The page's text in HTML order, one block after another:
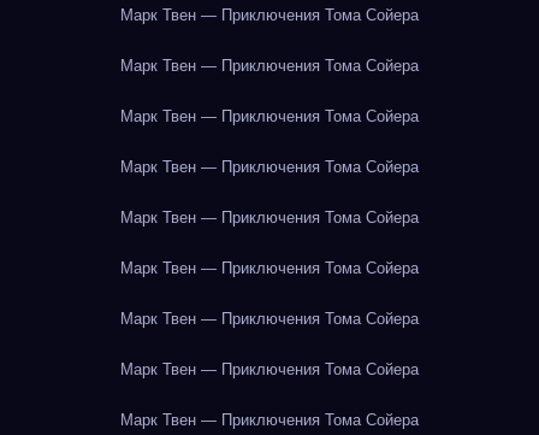
Марк Твен — Приключения Тома Сойера
Марк Твен — Приключения Тома Сойера
Марк Твен — Приключения Тома Сойера
Марк Твен — Приключения Тома Сойера
Марк Твен — Приключения Тома Сойера
Марк Твен — Приключения Тома Сойера
Марк Твен — Приключения Тома Сойера
Марк Твен — Приключения Тома Сойера
Марк Твен — Приключения Тома Сойера